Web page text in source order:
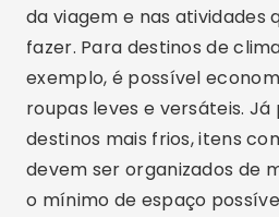
da viagem e nas atividades
fazer. Para destinos de
exemplo, é possível
roupas leves e versáteis. Já
destinos mais frios, itens
devem ser organizados de
o mínimo de espaço